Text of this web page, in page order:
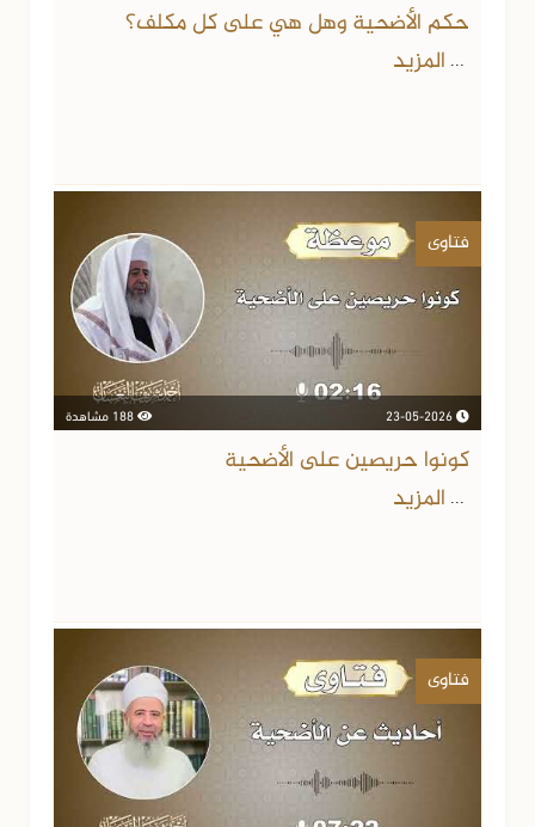
حكم الأضحية وهل هي على كل مكلف؟
... المزيد
فتاوى
كونوا حريصين على الأضحية
... المزيد
فتاوى